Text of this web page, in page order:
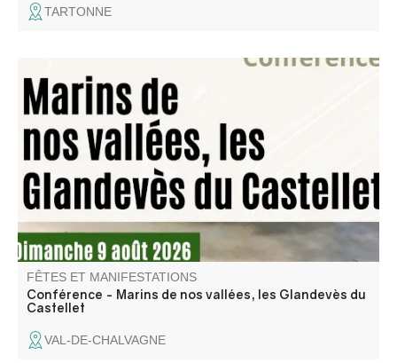
TARTONNE
"Quittant le château, les Glandevès du Castellet sont
partis sillonner les mers du globe." Une conférence de
Jean Pellegrin, membre l’association Traces Éditions.
FÊTES ET MANIFESTATIONS
Conférence - Marins de nos vallées, les Glandevès du
Castellet
VAL-DE-CHALVAGNE